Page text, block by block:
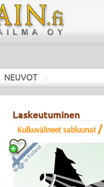
NEUVOT |
Laskeutuminen
Kulkuvälineet sabluunat /